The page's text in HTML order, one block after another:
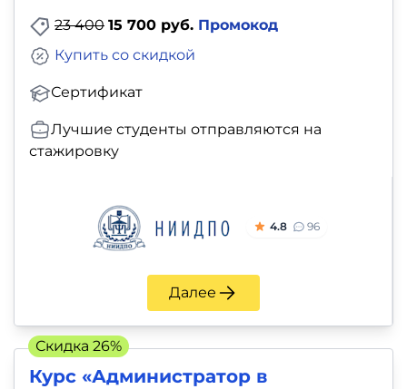
23 400 15 700 руб. Промокод
Сертификат
Купить со скидкой
Лучшие студенты отправляются на
стажировку
4.8 96
Далее
Курс «Администратор в
Скидка 26%